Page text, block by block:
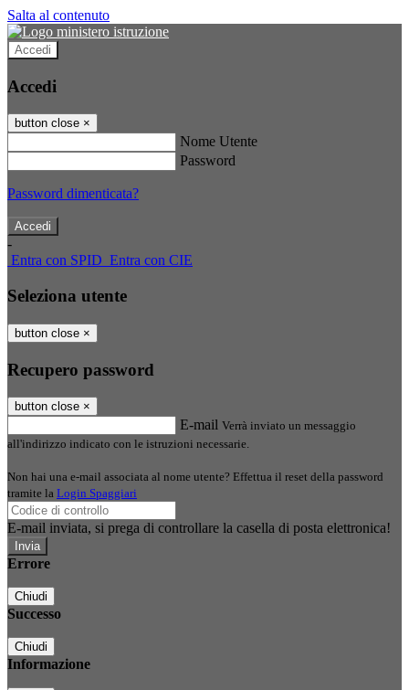
Salta al contenuto
Accedi
Accedi
button close ×
Nome Utente
Password
Password dimenticata?
-
Entra con SPID Entra con CIE
Seleziona utente
button close ×
Recupero password
button close ×
E-mail Verrà inviato un messaggio
all'indirizzo indicato con le istruzioni necessarie.
Non hai una e-mail associata al nome utente? Effettua il reset della password
tramite la Login Spaggiari
E-mail inviata, si prega di controllare la casella di posta elettronica!
Errore
Chiudi
Successo
Chiudi
Informazione